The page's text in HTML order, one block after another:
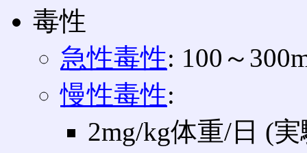
毒性
急性毒性: 100～
慢性毒性:
2mg/kg体重/日 (